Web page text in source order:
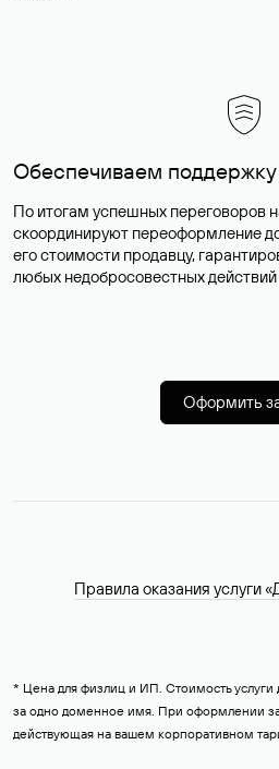
Обеспечиваем
По итогам успешных переговоров
скоординируют переоформление
его стоимости продавцу,
любых недобросовестных действий
Оформить
Правила оказания услуги
* Цена для физлиц и ИП. Стоимость
за одно доменное имя. При оформлении
действующая на вашем корпоративном